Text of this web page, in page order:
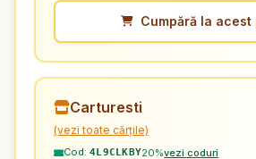
Cumpără la acest
Carturesti
(vezi toate cărțile)
Cod: 4L9CLKBY20%vezi coduri